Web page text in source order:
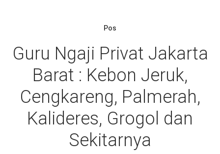
Pos
Guru Ngaji Privat Jakarta
Barat : Kebon Jeruk,
Cengkareng, Palmerah,
Kalideres, Grogol dan
Sekitarnya